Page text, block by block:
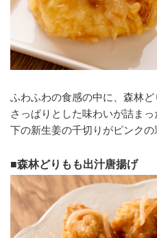
ふわふわの食感の中に、森林
さっぱりとした味わいが詰ま
下の新生姜の千切りがピンクの
■森林どりもも出汁唐揚げ